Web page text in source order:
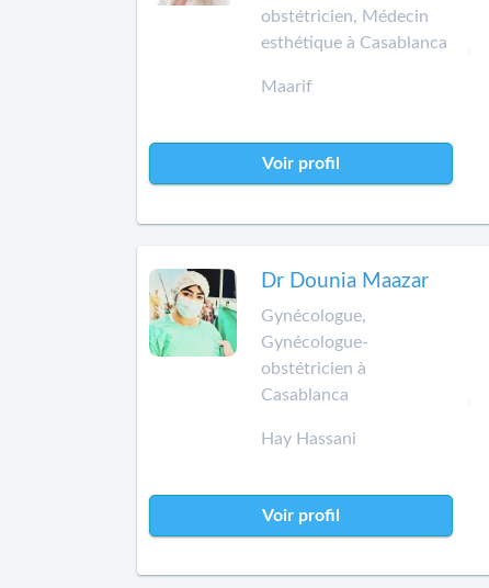
obstétricien, Médecin
esthétique à Casablanca
Maarif
Voir profil
Dr Dounia Maazar
Gynécologue,
Gynécologue-
obstétricien à
Casablanca
Hay Hassani
Voir profil